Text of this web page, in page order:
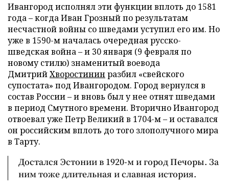
Ивангород исполнял эти функции вплоть до 1581
года – когда Иван Грозный по результатам
несчастной войны со шведами уступил его им. Но
уже в 1590-м началась очередная русско-
шведская война – и 30 января (9 февраля по
новому стилю) знаменитый воевода
ДмитрийХворостинин разбил «свейского
супостата» под Ивангородом. Город вернулся в
состав России – и вновь был у нее отнят шведами
в период Смутного времени. Вторично Ивангород
отвоевал уже Петр Великий в 1704-м – и оставался
он российским вплоть до того злополучного мира
в Тарту.
Достался Эстонии в 1920-м и город Печоры. За
ним тоже длительная и славная история.